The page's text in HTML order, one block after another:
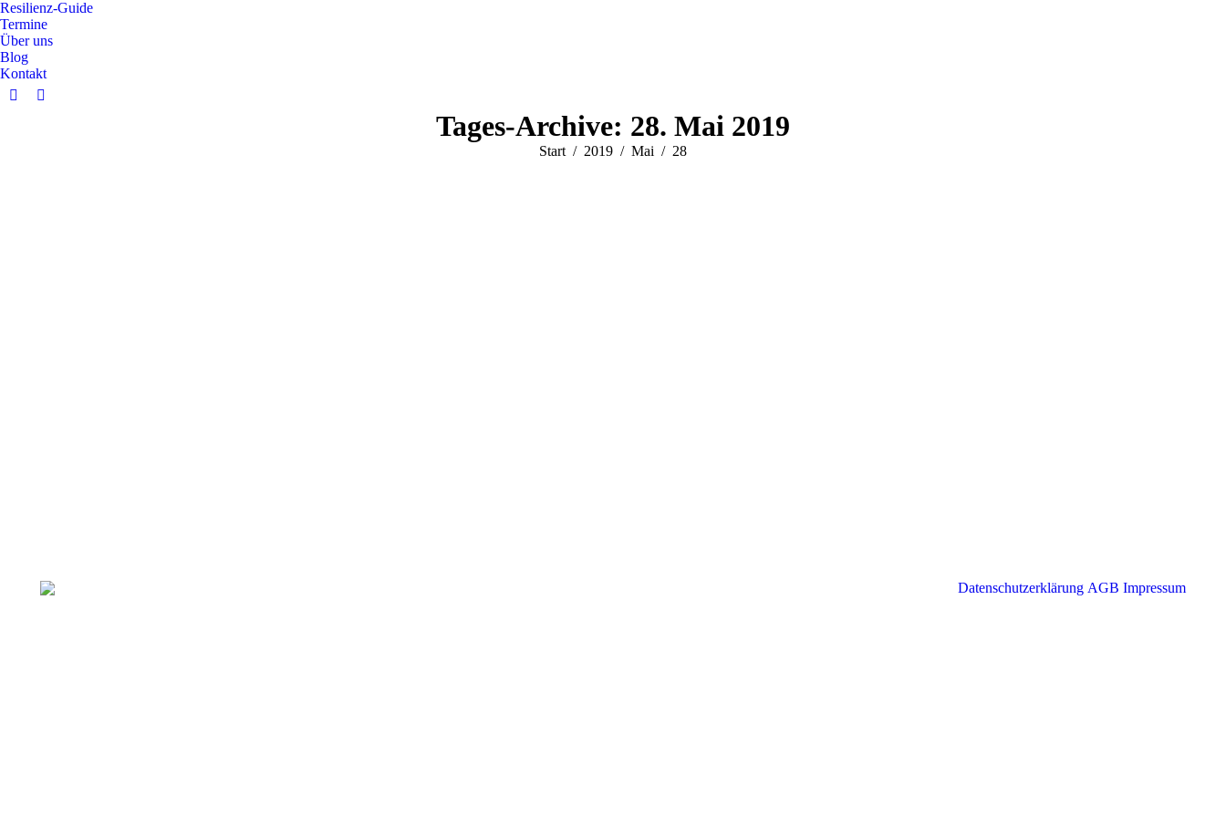
Resilienz-Guide
Termine
Über uns
Blog
Kontakt
Tages-Archive: 28. Mai 2019
Sie befinden sich hier:
Start 2019 Mai 28
Datenschutzerklärung AGB Impressum